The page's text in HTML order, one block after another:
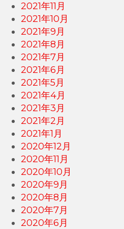
2021年11月
2021年10月
2021年9月
2021年8月
2021年7月
2021年6月
2021年5月
2021年4月
2021年3月
2021年2月
2021年1月
2020年12月
2020年11月
2020年10月
2020年9月
2020年8月
2020年7月
2020年6月